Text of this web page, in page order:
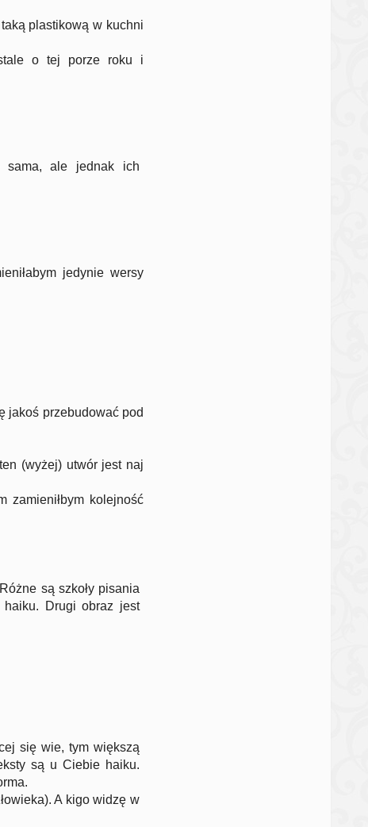
plastikową w kuchni
o tej porze roku i
sama, ale jednak ich
jedynie wersy
jakoś przebudować pod
(wyżej) utwór jest naj
kolejność
są szkoły pisania
Drugi obraz jest
się wie, tym większą
są u Ciebie haiku.
A kigo widzę w